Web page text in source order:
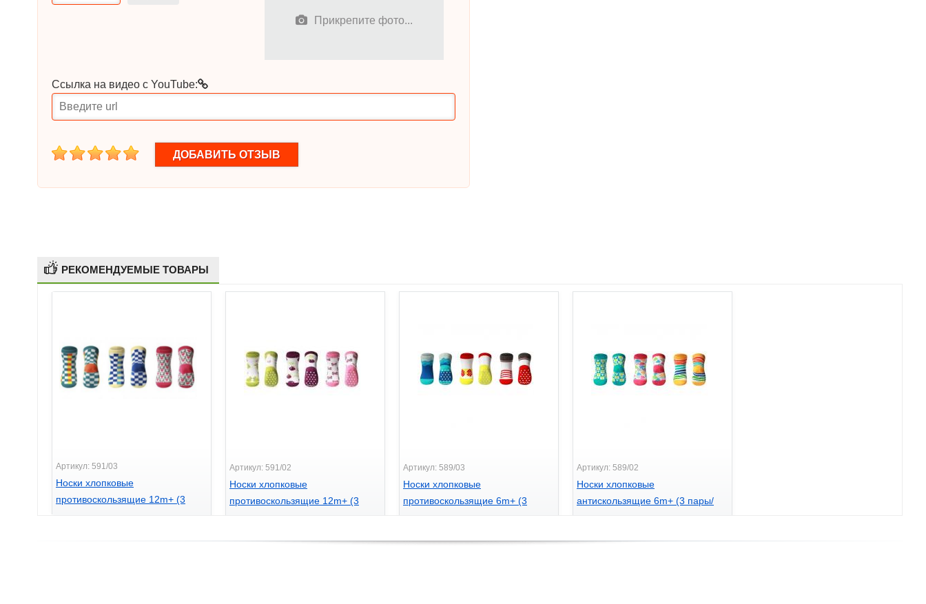
Прикрепите фото...
Ссылка на видео с YouTube:
1 2 3 4 5
РЕКОМЕНДУЕМЫЕ ТОВАРЫ
Артикул: 591/03
Носки хлопковые
противоскользящие 12m+ (3
Артикул: 591/02
Носки хлопковые
противоскользящие 12m+ (3
Артикул: 589/03
Носки хлопковые
противоскользящие 6m+ (3
Артикул: 589/02
Носки хлопковые
антискользящие 6m+ (3 пары/